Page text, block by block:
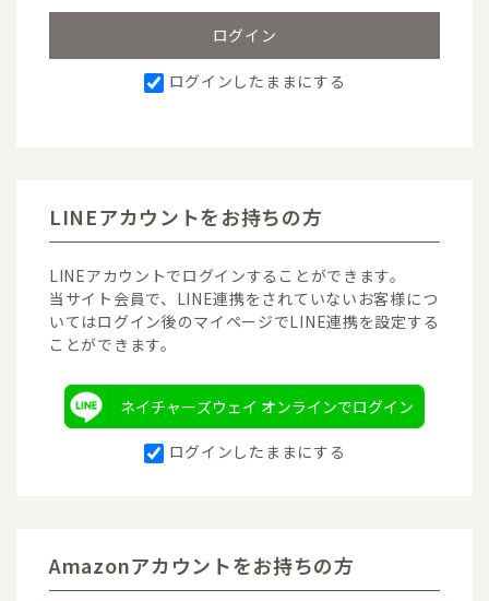
ログインしたままにする
LINEアカウントをお持ちの方
LINEアカウントでログインすることができます。
当サイト会員で、LINE連携をされていないお客様につ
いてはログイン後のマイページでLINE連携を設定する
ことができます。
ネイチャーズウェイ オンラインでログイン
ログインしたままにする
Amazonアカウントをお持ちの方